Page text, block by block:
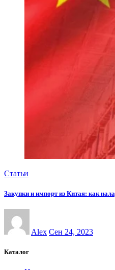
Статьи
Закупки и импорт из Китая: как
Alex Сен 24, 2023
Каталог